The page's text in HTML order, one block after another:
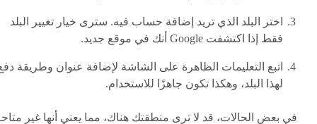
اختر البلد الذي تريد إضافة حساب فيه. سترى خيار تغيير البلد
فقط إذا اكتشفت Google أنك في موقع جديد.
اتبع التعليمات الظاهرة على الشاشة لإضافة عنوان وطريقة
لهذا البلد، وهكذا تكون جاهزًا للاستخدام.
في بعض الحالات، قد لا ترى منطقتك هناك، مما يعني أنها غير